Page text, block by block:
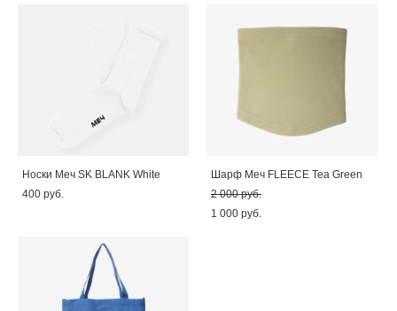
Носки Меч SK BLANK White
400 pуб.
Шарф Меч FLEECE Tea Green
2 000 pуб.
1 000 pуб.